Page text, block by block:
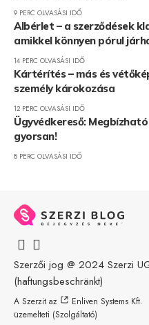
9 PERC OLVASÁSI IDŐ
Albérlet – a szerződések
amikkel könnyen pórul
14 PERC OLVASÁSI IDŐ
Kártérítés – más és
személy károkozása
12 PERC OLVASÁSI IDŐ
Ügyvédkereső:
gyorsan!
8 PERC OLVASÁSI IDŐ
Szerzői jog @ 2024 Szerzi
(haftungsbeschränkt)
A Szerzit az
Enliven Systems Kft.
üzemelteti (Szolgáltató)